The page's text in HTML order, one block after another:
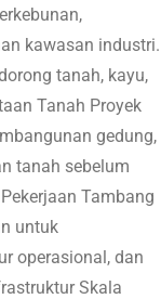
kawasan industri.
tanah, kayu,
Tanah Proyek
gedung,
tanah sebelum
Tambang
untuk
operasional, dan
Skala